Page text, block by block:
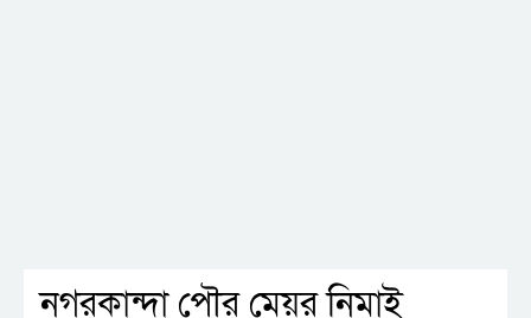
নগরকান্দা পৌর মেয়র নিমাই